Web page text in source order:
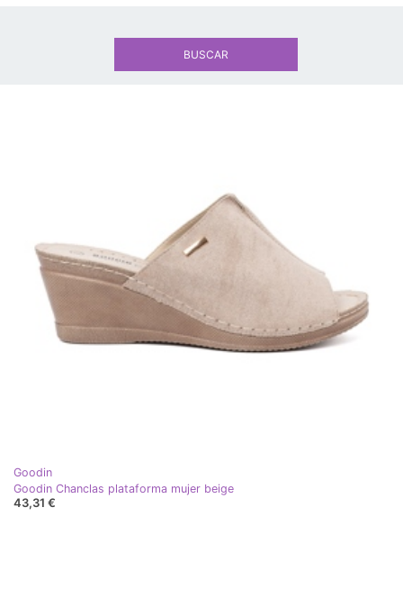
Goodin
Goodin Chanclas plataforma mujer beige
43,31 €
BUSCAR